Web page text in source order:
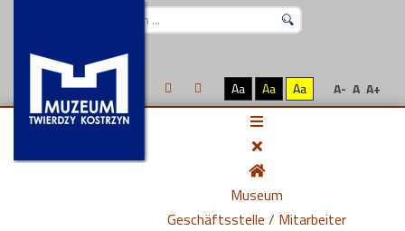
Aa Aa Aa A- A A+
Museum
Geschäftsstelle / Mitarbeiter